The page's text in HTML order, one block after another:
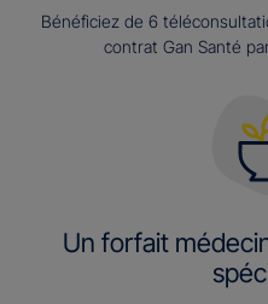
Bénéficiez de 6
contrat Gan Santé
Un forfait